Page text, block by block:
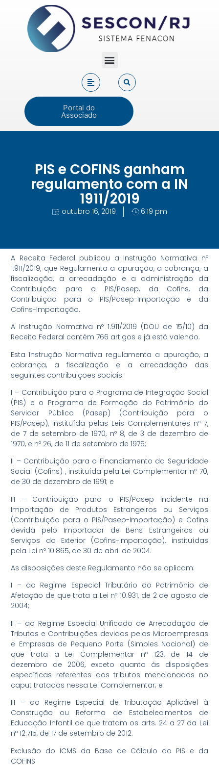
Portal do
Associado
PIS e COFINS ganham
regulamento com a IN
1911/2019
outubro 16, 2019 6:19 pm
A Receita Federal publicou a Instrução Normativa nº
1.911/2019, que Regulamenta a apuração, a cobrança, a
fiscalização, a arrecadação e a administração da
Contribuição para o PIS/Pasep, da Cofins, da
Contribuição para o PIS/Pasep-Importação e da
Cofins-Importação.
A Instrução Normativa nº 1.911/2019 (DOU de 15/10) da
Receita Federal contém 766 artigos e já está valendo.
Esta Instrução Normativa regulamenta a apuração, a
cobrança, a fiscalização e a arrecadação das
seguintes contribuições sociais:
I – Contribuição para o Programa de Integração Social
(PIS) e o Programa de Formação do Patrimônio do
Servidor Público (Pasep) (Contribuição para o
PIS/Pasep), instituída pelas Leis Complementares nº 7,
de 7 de setembro de 1970, nº 8, de 3 de dezembro de
1970, e nº 26, de 11 de setembro de 1975;
II – Contribuição para o Financiamento da Seguridade
Social (Cofins) , instituída pela Lei Complementar nº 70,
de 30 de dezembro de 1991; e
III – Contribuição para o PIS/Pasep incidente na
Importação de Produtos Estrangeiros ou Serviços
(Contribuição para o PIS/Pasep-Importação) e Cofins
devida pelo Importador de Bens Estrangeiros ou
Serviços do Exterior (Cofins-Importação), instituídas
pela Lei nº 10.865, de 30 de abril de 2004.
As disposições deste Regulamento não se aplicam:
I – ao Regime Especial Tributário do Patrimônio de
Afetação de que trata a Lei nº 10.931, de 2 de agosto de
2004;
II – ao Regime Especial Unificado de Arrecadação de
Tributos e Contribuições devidos pelas Microempresas
e Empresas de Pequeno Porte (Simples Nacional) de
que trata a Lei Complementar nº 123, de 14 de
dezembro de 2006, exceto quanto às disposições
específicas referentes aos tributos mencionados no
caput tratadas nessa Lei Complementar; e
III – ao Regime Especial de Tributação Aplicável à
Construção ou Reforma de Estabelecimentos de
Educação Infantil de que tratam os arts. 24 a 27 da Lei
nº 12.715, de 17 de setembro de 2012.
Exclusão do ICMS da Base de Cálculo do PIS e da
COFINS